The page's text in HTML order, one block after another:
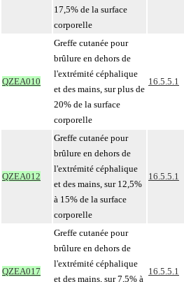
17,5% de la surface
corporelle
QZEA010
Greffe cutanée pour
brûlure en dehors de
l'extrémité céphalique
et des mains, sur plus de
20% de la surface
corporelle
16.5.5.1
QZEA012
Greffe cutanée pour
brûlure en dehors de
l'extrémité céphalique
et des mains, sur 12,5%
à 15% de la surface
corporelle
16.5.5.1
QZEA017
Greffe cutanée pour
brûlure en dehors de
l'extrémité céphalique
et des mains, sur 7,5% à
16.5.5.1